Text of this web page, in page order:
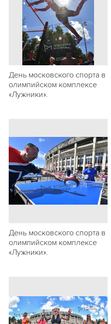
День московского спорта в
олимпийском комплексе
«Лужники».
День московского спорта в
олимпийском комплексе
«Лужники».